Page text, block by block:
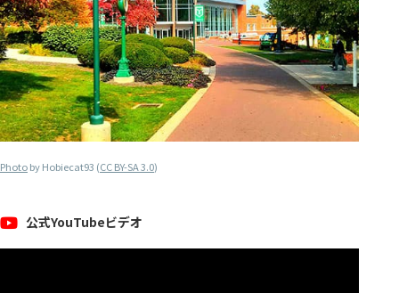
Photoby Hobiecat93 (CC BY-SA 3.0)
公式YouTubeビデオ